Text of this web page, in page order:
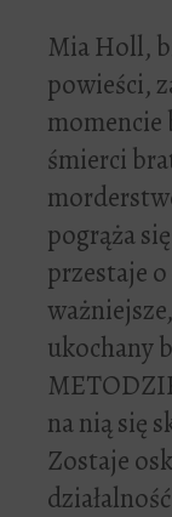
Mia Holl,
powieści,
momencie
śmierci
pogrąża
przestaje
ukochany
na nią się
Zostaje